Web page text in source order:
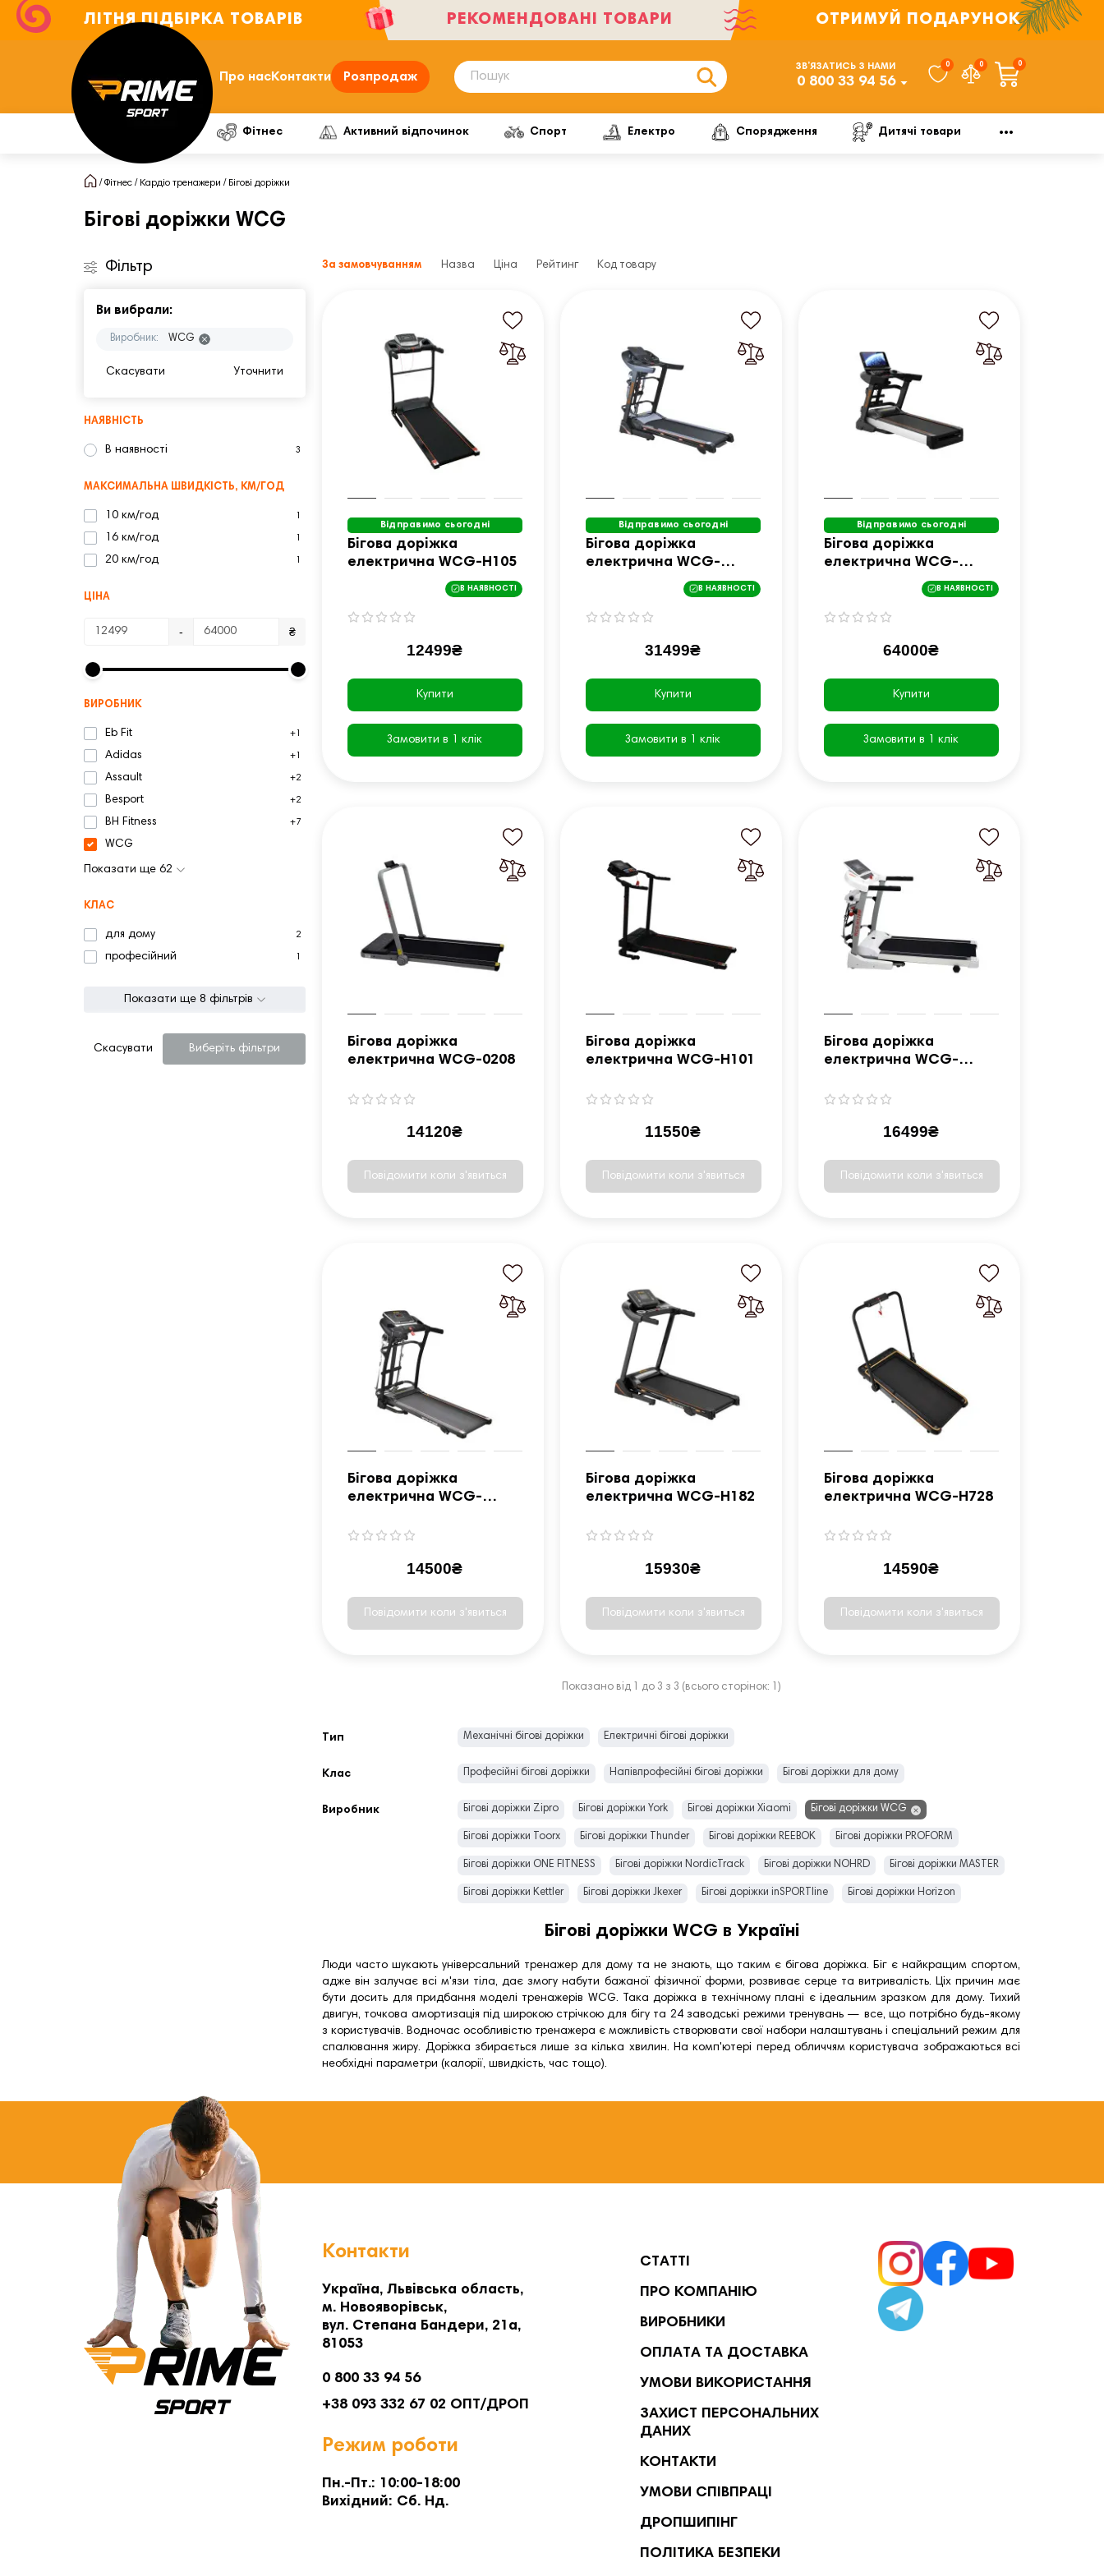
ЛІТНЯ ПІДБІРКА ТОВАРІВ РЕКОМЕНДОВАНІ ТОВАРИ ОТРИМУЙ ПОДАРУНОК
Про насКонтакти Розпродаж
ЗВ’ЯЗАТИСЬ З НАМИ
0 800 33 94 56
0 0 0
Фітнес Активний відпочинок Спорт Електро Спорядження Дитячі товари
Фітнес Кардіо тренажери Бігові доріжки
Бігові доріжки WCG
Фільтр
Ви вибрали:
Виробник: WCG
Скасувати Уточнити
НАЯВНІСТЬ
В наявності 3
МАКСИМАЛЬНА ШВИДКІСТЬ, КМ/ГОД
10 км/год
16 км/год
20 км/год
ЦІНА
- ₴
ВИРОБНИК
Eb Fit +1
Adidas +1
Assault +2
Besport +2
BH Fitness +7
WCG
Показати ще 62
КЛАС
для дому 2
професійний
Показати ще 8 фільтрів
Скасувати Виберіть фільтри
За замовчуванням Назва Ціна Рейтинг Код товару
Відправимо сьогодні
Бігова доріжка
електрична WCG-H105
В НАЯВНОСТІ
12499₴
Купити
Замовити в 1 клік
Відправимо сьогодні
Бігова доріжка
електрична WCG-
H560М + Гантелі +
В НАЯВНОСТІ
31499₴
Купити
Замовити в 1 клік
Відправимо сьогодні
Бігова доріжка
електрична WCG-
WCG-HS685M + Гантелі
В НАЯВНОСТІ
64000₴
Купити
Замовити в 1 клік
Бігова доріжка
електрична WCG-0208
14120₴
Повідомити коли з'явиться
Бігова доріжка
електрична WCG-H101
11550₴
Повідомити коли з'явиться
Бігова доріжка
електрична WCG-
масажером
16499₴
Повідомити коли з'явиться
Бігова доріжка
електрична WCG-
14500₴
Повідомити коли з'явиться
Бігова доріжка
електрична WCG-H182
15930₴
Повідомити коли з'явиться
Бігова доріжка
електрична WCG-H728
14590₴
Повідомити коли з'явиться
Показано від 1 до 3 з 3 (всього сторінок: 1)
Тип Механічні бігові доріжки Електричні бігові доріжки
Клас Професійні бігові доріжки Напівпрофесійні бігові доріжки Бігові доріжки для дому
Виробник Бігові доріжки Zipro Бігові доріжки York Бігові доріжки Xiaomi Бігові доріжки WCG
Бігові доріжки Toorx Бігові доріжки Thunder Бігові доріжки REEBOK Бігові доріжки PROFORM
Бігові доріжки ONE FITNESS Бігові доріжки NordicTrack Бігові доріжки NOHRD Бігові доріжки MASTER
Бігові доріжки Kettler Бігові доріжки Jkexer Бігові доріжки inSPORTline Бігові доріжки Horizon
Бігові доріжки Hop-Sport Бігові доріжки HMS Бігові доріжки GYMTEK
Бігові доріжки WCG в Україні
Люди часто шукають універсальний тренажер для дому та не знають, що таким є бігова доріжка. Біг є найкращим спортом,
адже він залучає всі м'язи тіла, дає змогу набути бажаної фізичної форми, розвиває серце та витривалість. Ціх причин має
бути досить для придбання моделі тренажерів WCG. Така доріжка в технічному плані є ідеальним зразком для дому. Тихий
двигун, точкова амортизація під широкою стрічкою для бігу та 24 заводські режими тренувань — все, що потрібно будь-якому
з користувачів. Водночас особливістю тренажера є можливість створювати свої набори налаштувань і спеціальний режим для
спалювання жиру. Доріжка збирається лише за кілька хвилин. На комп'ютері перед обличчям користувача зображаються всі
необхідні параметри (калорії, швидкість, час тощо).
Контакти
Україна, Львівська область,
м. Новояворівськ,
вул. Степана Бандери, 21а,
81053
0 800 33 94 56
+38 093 332 67 02 ОПТ/ДРОП
Режим роботи
Пн.-Пт.: 10:00-18:00
Вихідний: Сб. Нд.
СТАТТІ
ПРО КОМПАНІЮ
ВИРОБНИКИ
ОПЛАТА ТА ДОСТАВКА
УМОВИ ВИКОРИСТАННЯ
ЗАХИСТ ПЕРСОНАЛЬНИХ
ДАНИХ
КОНТАКТИ
УМОВИ СПІВПРАЦІ
ДРОПШИПІНГ
ПОЛІТИКА БЕЗПЕКИ